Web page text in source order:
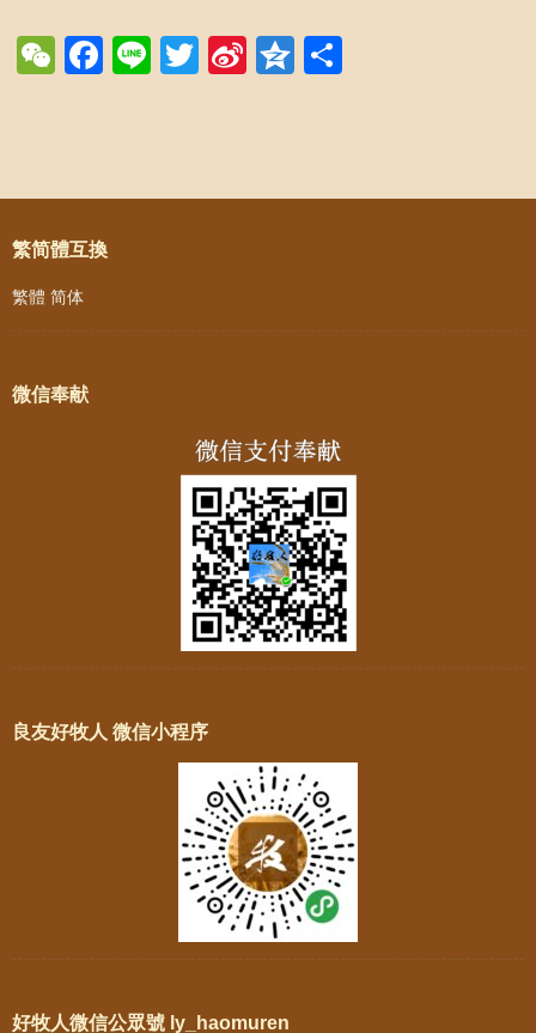
WeChat
Facebook
LineTwitter
SinaQzone
Post navigation
繁简體互換
繁體 简体
微信奉献
良友好牧人 微信小程序
好牧人微信公眾號 ly_haomuren